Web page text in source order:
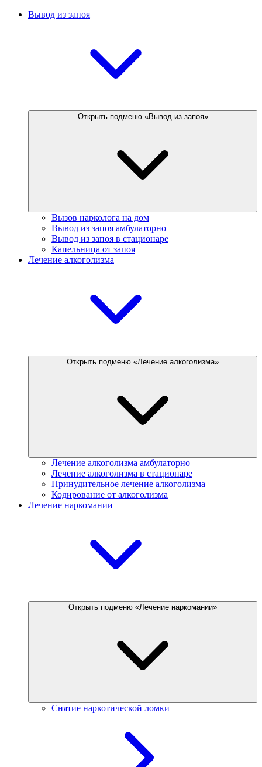
Вывод из запоя
Открыть подменю «Вывод из запоя»
Вызов нарколога на дом
Вывод из запоя амбулаторно
Вывод из запоя в стационаре
Капельница от запоя
Лечение алкоголизма
Открыть подменю «Лечение алкоголизма»
Лечение алкоголизма амбулаторно
Лечение алкоголизма в стационаре
Принудительное лечение алкоголизма
Кодирование от алкоголизма
Лечение наркомании
Открыть подменю «Лечение наркомании»
Снятие наркотической ломки